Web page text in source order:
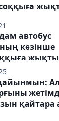
автобус
көзінше
жықты
қайтара